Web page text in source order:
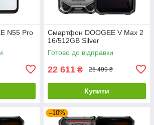
N55 Pro
Смартфон DOOGEE V Max 2
16/512GB Silver
Готово до відправки
22 611 ₴ 25 499 ₴
Купити
–10%